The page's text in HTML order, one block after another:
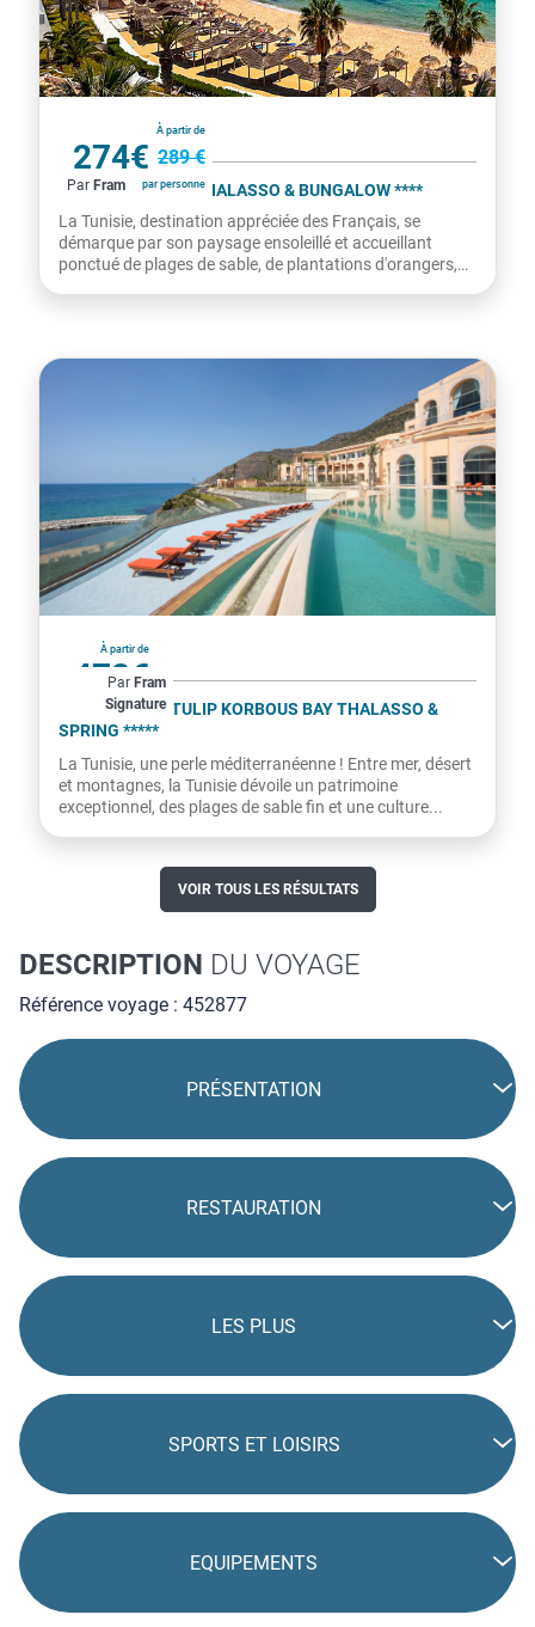
À partir de
274€ 289 €
par personne
Par Fram
HÔTEL BEL AZUR THALASSO & BUNGALOW ****
La Tunisie, destination appréciée des Français, se
démarque par son paysage ensoleillé et accueillant
ponctué de plages de sable, de plantations d'orangers,
À partir de
472€
par personne
Par Fram
Signature
Tunisie
HÔTEL ROYAL TULIP KORBOUS BAY THALASSO &
SPRING *****
La Tunisie, une perle méditerranéenne ! Entre mer, désert
et montagnes, la Tunisie dévoile un patrimoine
exceptionnel, des plages de sable fin et une culture...
VOIR TOUS LES RÉSULTATS
DESCRIPTION DU VOYAGE
Référence voyage : 452877
PRÉSENTATION
RESTAURATION
LES PLUS
SPORTS ET LOISIRS
EQUIPEMENTS